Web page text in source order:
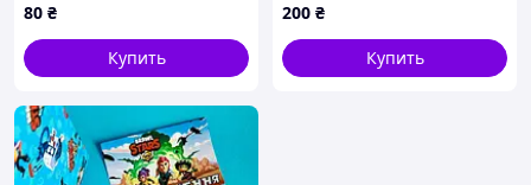
80 ₴
Купить
Christmas" FDGCK-019
200 ₴
Купить